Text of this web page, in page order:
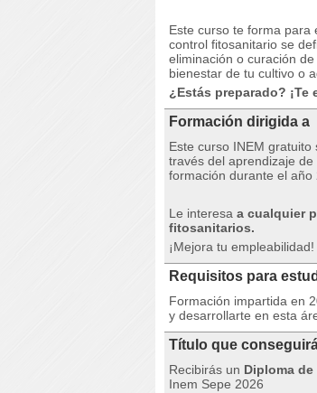
Este curso te forma para
control fitosanitario se
eliminación o curación
bienestar de tu cultivo o
¿Estás preparado? ¡Te
Formación dirigida a
Este curso INEM
través del aprendizaje
formación durante el año
Le interesa a cualquier
fitosanitarios.
¡Mejora tu empleabilidad!
Requisitos para
Formación impartida en
y desarrollarte en esta
Título que
Recibirás un Diploma
Inem Sepe 2026